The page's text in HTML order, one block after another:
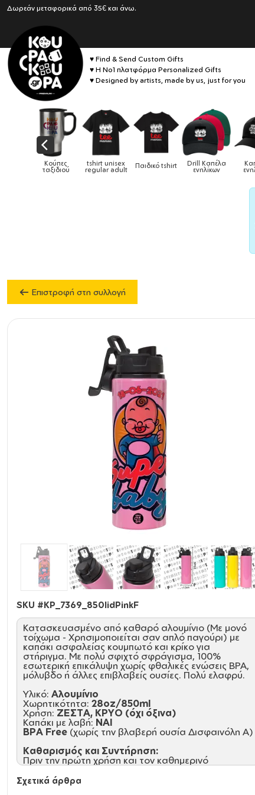
Δωρεάν μεταφορικά από 35€ και άνω.
♥ Find & Send Custom Gifts
♥ Η No1 πλατφόρμα Personalized Gifts
♥ Designed by artists, made by us, just for you
Παιδικό tshirt Drill Καπέλα
ενηλίκων
Καπέλα
ενηλίκων Καπέλα παιδικά Κούπες
Επιστροφή στη συλλογή
SKU #KP_7369_850lidPinkF
Κατασκευασμένο από καθαρό αλουμίνιο (Με μονό
τοίχωμα - Χρησιμοποιείται σαν απλό παγούρι) με
καπάκι ασφαλείας κουμπωτό και κρίκο για
στήριγμα. Με πολύ σφιχτό σφράγισμα, 100%
εσωτερική επικάλυψη χωρίς φθαλικές ενώσεις ΒΡΑ,
μόλυβδο ή άλλες επιβλαβείς ουσίες. Πολύ ελαφρύ.
Υλικό: Αλουμίνιο
Χωρητικότητα: 28oz/850ml
Χρήση: ΖΕΣΤΑ, ΚΡΥΟ (όχι όξινα)
Καπάκι με λαβή: NAI
BPA Free (χωρίς την βλαβερή ουσία Δισφαινόλη Α)
Καθαρισμός και Συντήρηση:
Πριν την πρώτη χρήση και τον καθημερινό
αραιωμένο σε ζεστό νερό
Κρατήστε το ακάλυπτο και άδειο για την
Σχετικά άρθρα